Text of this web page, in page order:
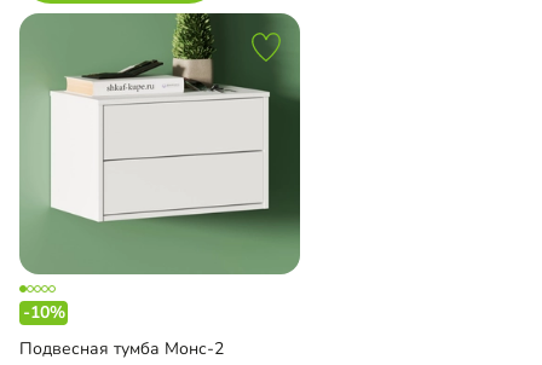
-10%
Подвесная тумба Монс-2